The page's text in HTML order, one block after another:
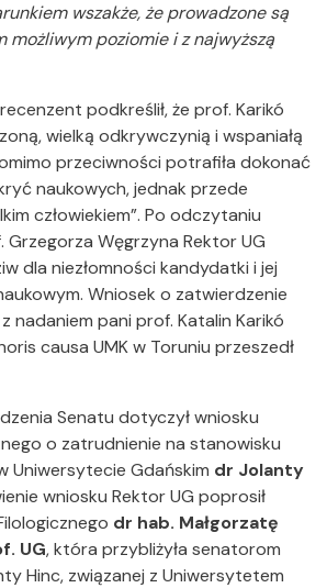
wszakże, że prowadzone są
możliwym poziomie i z najwyższą
podkreślił, że prof. Karikó
wielką odkrywczynią i wspaniałą
przeciwności potrafiła dokonać
naukowych, jednak przede
człowiekiem”. Po odczytaniu
Węgrzyna Rektor UG
dla niezłomności kandydatki i jej
Wniosek o zatwierdzenie
nadaniem pani prof. Katalin Karikó
causa UMK w Toruniu przeszedł
Senatu dotyczył wniosku
o zatrudnienie na stanowisku
Uniwersytecie Gdańskim dr Jolanty
wniosku Rektor UG poprosił
dr hab. Małgorzatę
UG, która przybliżyła senatorom
Hinc, związanej z Uniwersytetem